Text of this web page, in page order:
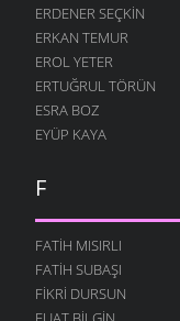
ERDENER SEÇKIN
ERKAN TEMUR
EROL YETER
ERTUĞRUL TÖRÜN
ESRA BOZ
EYÜP KAYA
F
FATIH MISIRLI
FATIH SUBAŞI
FIKRI DURSUN